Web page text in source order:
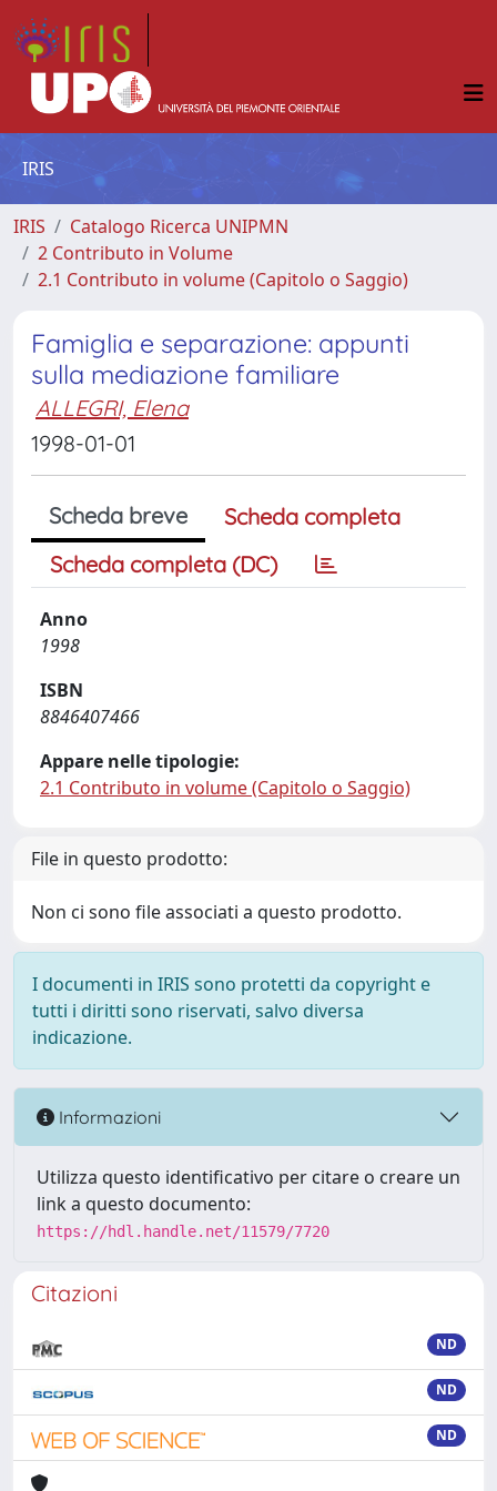
IRIS
IRIS
Catalogo Ricerca UNIPMN
2 Contributo in Volume
2.1 Contributo in volume (Capitolo o Saggio)
Famiglia e separazione: appunti
sulla mediazione familiare
ALLEGRI, Elena
1998-01-01
Scheda breve
Scheda completa
Scheda completa (DC)
Anno
1998
ISBN
8846407466
Appare nelle tipologie:
2.1 Contributo in volume (Capitolo o Saggio)
File in questo prodotto:
Non ci sono file associati a questo prodotto.
I documenti in IRIS sono protetti da copyright e
tutti i diritti sono riservati, salvo diversa
indicazione.
Informazioni
Utilizza questo identificativo per citare o creare un
link a questo documento:
https://hdl.handle.net/11579/7720
Citazioni
ND
ND
ND